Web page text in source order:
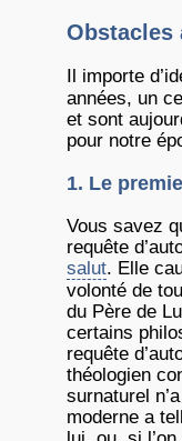
Obstacles
Il importe
années, un
et sont
pour notre
1. Le
Vous savez
requête
salut. Elle
volonté de
du Père de
certains
requête
théologien
surnaturel
moderne a